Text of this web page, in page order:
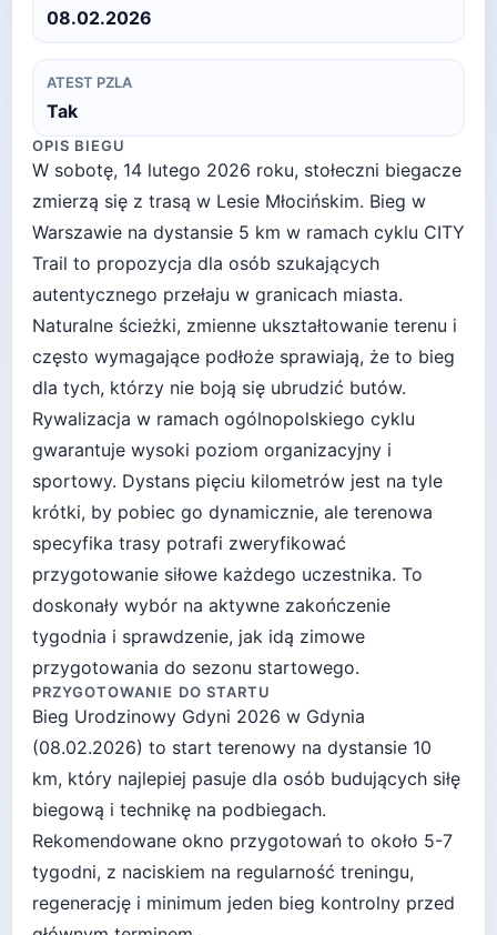
08.02.2026
ATEST PZLA
Tak
OPIS BIEGU
W sobotę, 14 lutego 2026 roku, stołeczni biegacze
zmierzą się z trasą w Lesie Młocińskim. Bieg w
Warszawie na dystansie 5 km w ramach cyklu CITY
Trail to propozycja dla osób szukających
autentycznego przełaju w granicach miasta.
Naturalne ścieżki, zmienne ukształtowanie terenu i
często wymagające podłoże sprawiają, że to bieg
dla tych, którzy nie boją się ubrudzić butów.
Rywalizacja w ramach ogólnopolskiego cyklu
gwarantuje wysoki poziom organizacyjny i
sportowy. Dystans pięciu kilometrów jest na tyle
krótki, by pobiec go dynamicznie, ale terenowa
specyfika trasy potrafi zweryfikować
przygotowanie siłowe każdego uczestnika. To
doskonały wybór na aktywne zakończenie
tygodnia i sprawdzenie, jak idą zimowe
przygotowania do sezonu startowego.
PRZYGOTOWANIE DO STARTU
Bieg Urodzinowy Gdyni 2026 w Gdynia
(08.02.2026) to start terenowy na dystansie 10
km, który najlepiej pasuje dla osób budujących siłę
biegową i technikę na podbiegach.
Rekomendowane okno przygotowań to około 5-7
tygodni, z naciskiem na regularność treningu,
regenerację i minimum jeden bieg kontrolny przed